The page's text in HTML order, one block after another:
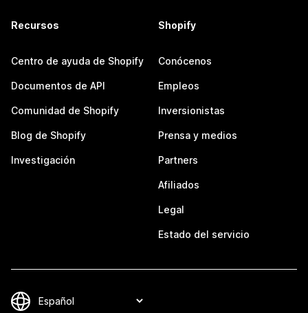
Recursos
Centro de ayuda de Shopify
Documentos de API
Comunidad de Shopify
Blog de Shopify
Investigación
Shopify
Conócenos
Empleos
Inversionistas
Prensa y medios
Partners
Afiliados
Legal
Estado del servicio